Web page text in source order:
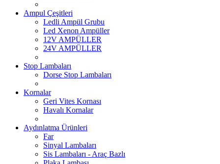
Ampul Çeşitleri
Ledli Ampül Grubu
Led Xenon Ampüller
12V AMPÜLLER
24V AMPÜLLER
Stop Lambaları
Dorse Stop Lambaları
Kornalar
Geri Vites Kornası
Havalı Kornalar
Aydınlatma Ürünleri
Far
Sinyal Lambaları
Sis Lambaları - Araç Bazlı